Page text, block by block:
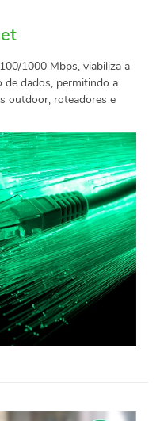
1000 Mbps, viabiliza a
de dados, permitindo a
outdoor, roteadores e